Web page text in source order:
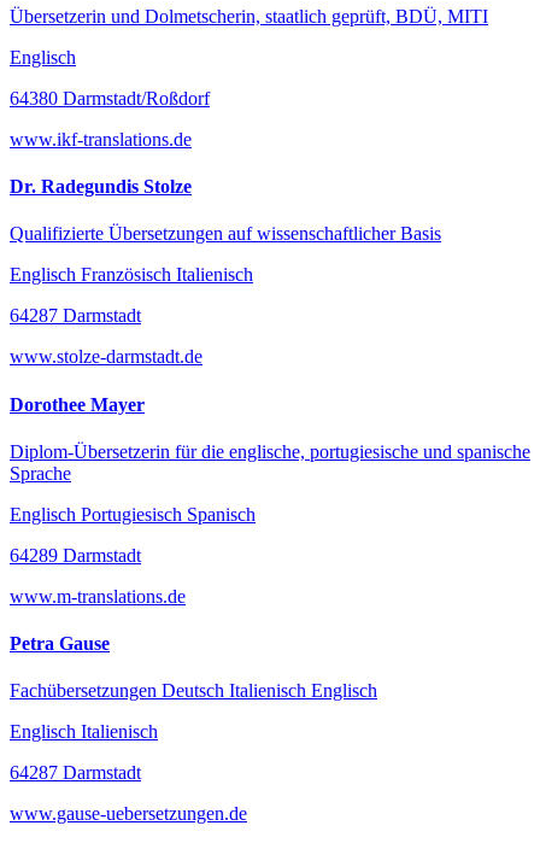
Übersetzerin und Dolmetscherin, staatlich geprüft, BDÜ, MITI
Englisch
64380 Darmstadt/Roßdorf
www.ikf-translations.de
Dr. Radegundis Stolze
Qualifizierte Übersetzungen auf wissenschaftlicher Basis
Englisch Französisch Italienisch
64287 Darmstadt
www.stolze-darmstadt.de
Dorothee Mayer
Diplom-Übersetzerin für die englische, portugiesische und spanische
Sprache
Englisch Portugiesisch Spanisch
64289 Darmstadt
www.m-translations.de
Petra Gause
Fachübersetzungen Deutsch Italienisch Englisch
Englisch Italienisch
64287 Darmstadt
www.gause-uebersetzungen.de